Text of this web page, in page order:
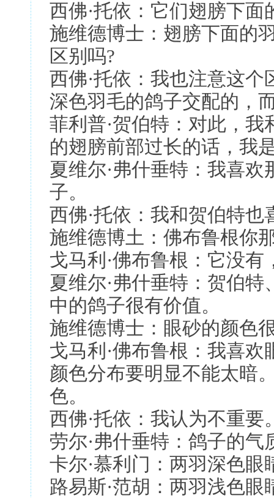
西佛·托依：它们翅膀下面
施维德博士：翅膀下面的
区别吗?
西佛·托依：我也注意这
深色羽毛的鸽子交配的，
菲利普·贺伯特：对此，
的翅膀前部过长的话，我
夏维尔·弗什垂特：我喜
子。
西佛·托依：我和贺伯特
施维德博土：佛布鲁根你
戈马利·佛布鲁根：它没
夏维尔·弗什垂特：贺伯
中的鸽子很有价值。
施维德博士：眼砂的颜色
戈马利·佛布鲁根：我喜
颜色分布要明显不能太暗
色。
西佛·托依：我认为不重要
劳尔·弗什垂特：鸽子的
卡尔·慕利门：两羽深色
路易斯·范胡：两羽浅色